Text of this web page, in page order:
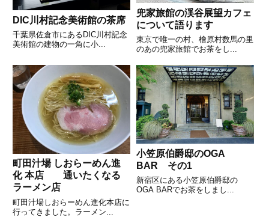
DIC川村記念美術館の茶席
千葉県佐倉市にあるDIC川村記念
美術館の建物の一角に小...
兜家旅館の渓谷展望カフェ
について語ります
東京で唯一の村、檜原村数馬の里
のあの兜家旅館でお茶をし...
町田汁場 しおらーめん進
化 本店 通いたくなる
ラーメン店
町田汁場しおらーめん進化本店に
行ってきました。ラーメン...
小笠原伯爵邸のOGA
BAR その1
新宿区にある小笠原伯爵邸の
OGA BARでお茶をしまし...